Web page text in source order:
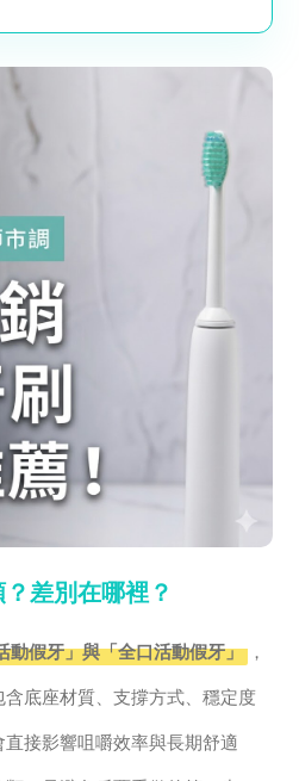
差別在哪裡？
動假牙」與「全口活動假牙」 ，
底座材質、支撐方式、穩定度
接影響咀嚼效率與長期舒適